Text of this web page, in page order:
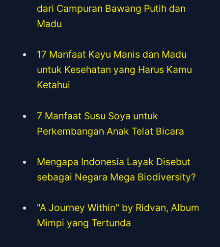
dari Campuran Bawang Putih dan
Madu
17 Manfaat Kayu Manis dan Madu
untuk Kesehatan yang Harus Kamu
Ketahui
7 Manfaat Susu Soya untuk
Perkembangan Anak Telat Bicara
Mengapa Indonesia Layak Disebut
sebagai Negara Mega Biodiversity?
"A Journey Within" by Ridvan, Album
Mimpi yang Tertunda